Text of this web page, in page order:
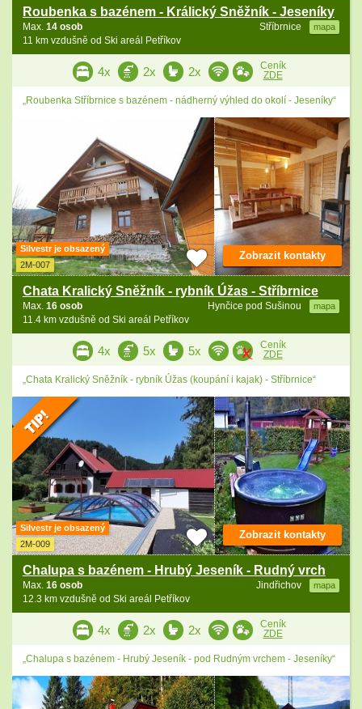
Roubenka s bazénem - Králický Sněžník - Jeseníky
Stříbrnice mapa
Max. 14 osob
11 km vzdušně od Ski areál Petříkov
4x 2x 2x
Ceník
ZDE
„Roubenka Stříbrnice s bazénem - nádherný výhled do okolí - Jeseníky“
Silvestr je obsazený
2M-007
Chata Kralický Sněžník - rybník Úžas - Stříbrnice
Hynčice pod Sušinou mapa
Max. 16 osob
11.4 km vzdušně od Ski areál Petříkov
Zobrazit kontakty
4x 5x 5x
Ceník
ZDE
„Chata Kralický Sněžník - rybník Úžas (koupání i kajak) - Stříbrnice“
Silvestr je obsazený
2M-009
Chalupa s bazénem - Hrubý Jeseník - Rudný vrch
Jindřichov mapa
Max. 16 osob
12.3 km vzdušně od Ski areál Petříkov
Zobrazit kontakty
4x 2x 2x
Ceník
ZDE
„Chalupa s bazénem - Hrubý Jeseník - pod Rudným vrchem - Jeseníky“